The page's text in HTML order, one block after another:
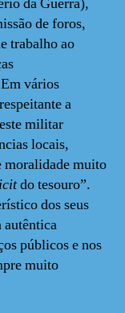
de foros,
trabalho ao
vários
a
militar
locais,
moralidade muito
do tesouro”.
dos seus
autêntica
públicos e nos
muito